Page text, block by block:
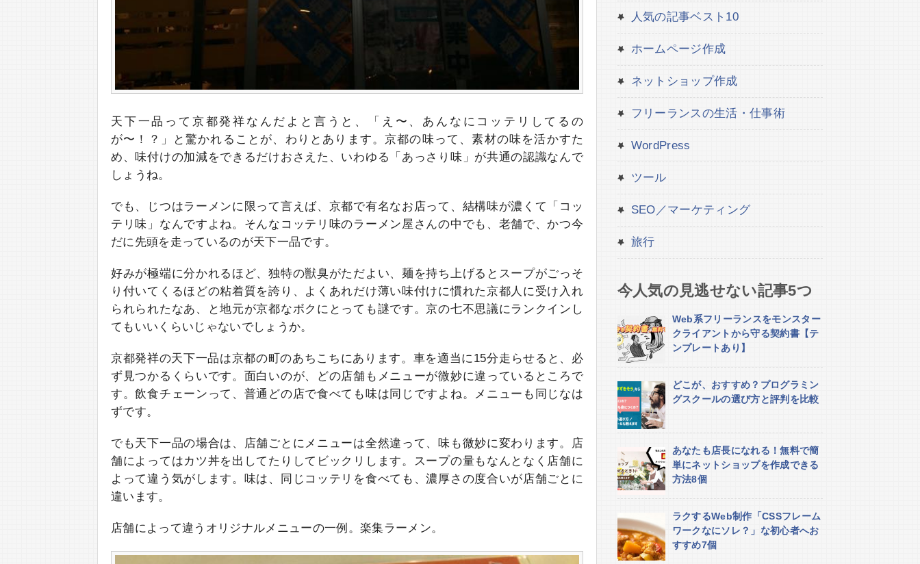
天下一品って京都発祥なんだよと言うと、「え〜、あんなにコッテリしてるの
が〜！？」と驚かれることが、わりとあります。京都の味って、素材の味を活かすた
め、味付けの加減をできるだけおさえた、いわゆる「あっさり味」が共通の認識なんで
しょうね。
でも、じつはラーメンに限って言えば、京都で有名なお店って、結構味が濃くて「コッ
テリ味」なんですよね。そんなコッテリ味のラーメン屋さんの中でも、老舗で、かつ今
だに先頭を走っているのが天下一品です。
好みが極端に分かれるほど、独特の獣臭がただよい、麺を持ち上げるとスープがごっそ
り付いてくるほどの粘着質を誇り、よくあれだけ薄い味付けに慣れた京都人に受け入れ
られられたなあ、と地元が京都なボクにとっても謎です。京の七不思議にランクインし
てもいいくらいじゃないでしょうか。
京都発祥の天下一品は京都の町のあちこちにあります。車を適当に15分走らせると、必
ず見つかるくらいです。面白いのが、どの店舗もメニューが微妙に違っているところで
す。飲食チェーンって、普通どの店で食べても味は同じですよね。メニューも同じなは
ずです。
でも天下一品の場合は、店舗ごとにメニューは全然違って、味も微妙に変わります。店
舗によってはカツ丼を出してたりしてビックリします。スープの量もなんとなく店舗に
よって違う気がします。味は、同じコッテリを食べても、濃厚さの度合いが店舗ごとに
違います。
店舗によって違うオリジナルメニューの一例。楽集ラーメン。
人気の記事ベスト10
ホームページ作成
ネットショップ作成
フリーランスの生活・仕事術
WordPress
ツール
SEO／マーケティング
旅行
今人気の見逃せない記事5つ
Web系フリーランスをモンスター
クライアントから守る契約書【テ
ンプレートあり】
どこが、おすすめ？プログラミン
グスクールの選び方と評判を比較
あなたも店長になれる！無料で簡
単にネットショップを作成できる
方法8個
ラクするWeb制作「CSSフレーム
ワークなにソレ？」な初心者へお
すすめ7個